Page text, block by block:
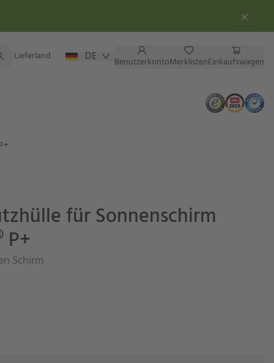
Lieferland DE BenutzerkontoMerklistenEinkaufswagen
für Sonnenschirm
P+
Schirm